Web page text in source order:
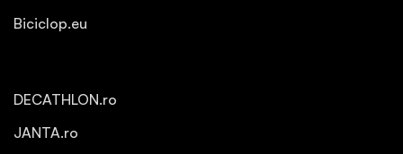
Biciclop.eu
DECATHLON.ro
JANTA.ro